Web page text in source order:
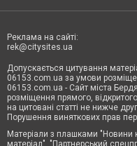
Реклама на сайті:
rek@citysites.ua
Допускається цитування
06153.com.ua за умови
06153.com.ua - Сайт міста
розміщення прямого,
на цитовані статті не нижче
Порушення виняткових прав
Матеріали з плашками "Новини